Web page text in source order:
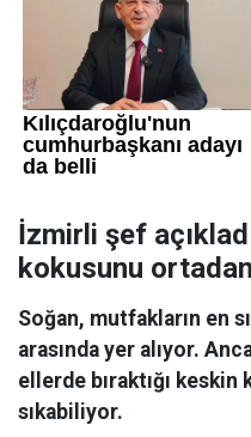
İzmirli şef
kokusunu ortadan
Soğan, mutfakların en
arasında yer alıyor.
ellerde bıraktığı keskin
sıkabiliyor.